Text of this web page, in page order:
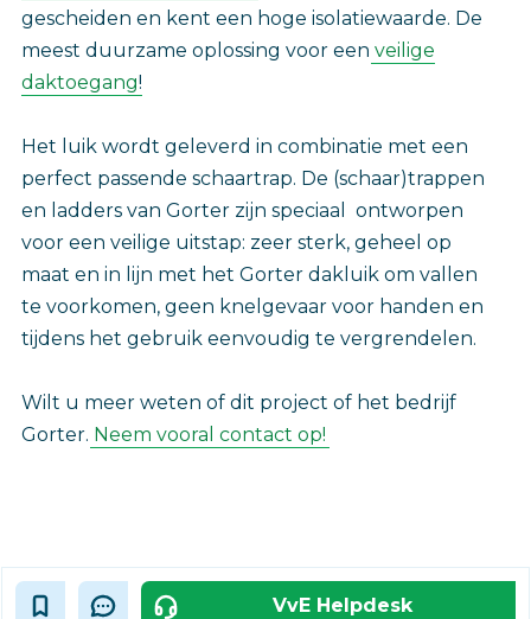
gescheiden en kent een hoge isolatiewaarde. De
meest duurzame oplossing voor een veilige
daktoegang!
Het luik wordt geleverd in combinatie met een
perfect passende schaartrap. De (schaar)trappen
en ladders van Gorter zijn speciaal ontworpen
voor een veilige uitstap: zeer sterk, geheel op
maat en in lijn met het Gorter dakluik om vallen
te voorkomen, geen knelgevaar voor handen en
tijdens het gebruik eenvoudig te vergrendelen.
Wilt u meer weten of dit project of het bedrijf
Gorter. Neem vooral contact op!
VvE Helpdesk